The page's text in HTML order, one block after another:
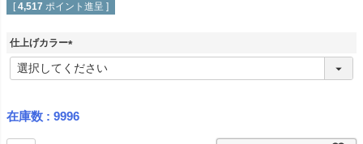
[ 4,517 ポイント進呈 ]
仕上げカラー
(
必
在庫数 9996